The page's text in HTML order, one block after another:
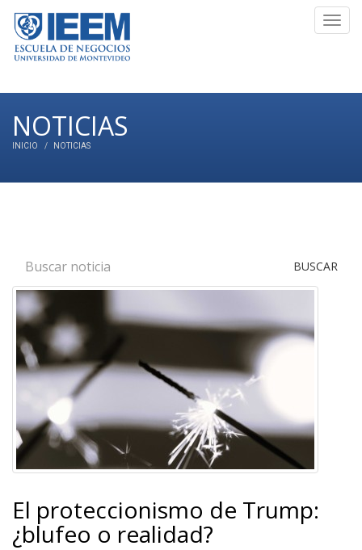
NOTICIAS
INICIO NOTICIAS
BUSCAR
El proteccionismo de Trump:
¿blufeo o realidad?